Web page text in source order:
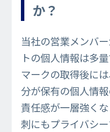
か？
当社の営業メンバ
トの個人情報は多
マークの取得後に
分が保有の個人情
責任感が一層強く
刺にもプライバシ